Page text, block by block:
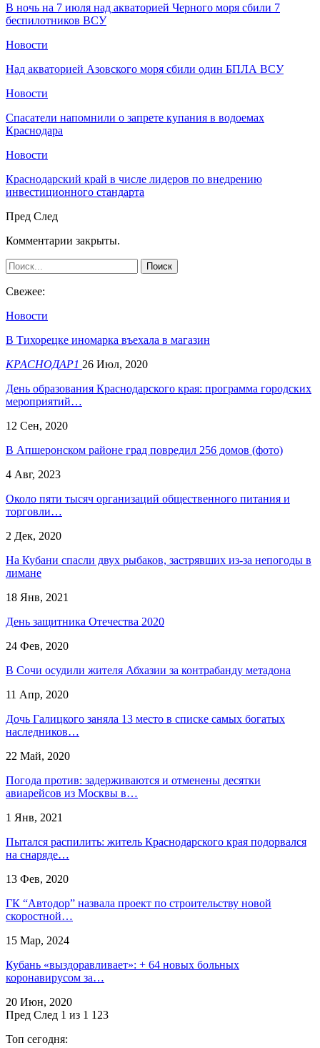
В ночь на 7 июля над акваторией Черного моря сбили 7
беспилотников ВСУ
Новости
Над акваторией Азовского моря сбили один БПЛА ВСУ
Новости
Спасатели напомнили о запрете купания в водоемах
Краснодара
Новости
Краснодарский край в числе лидеров по внедрению
инвестиционного стандарта
Пред След
Комментарии закрыты.
Свежее:
Новости
В Тихорецке иномарка въехала в магазин
КРАСНОДАР1 26 Июл, 2020
День образования Краснодарского края: программа городских
мероприятий…
12 Сен, 2020
В Апшеронском районе град повредил 256 домов (фото)
4 Авг, 2023
Около пяти тысяч организаций общественного питания и
торговли…
2 Дек, 2020
На Кубани спасли двух рыбаков, застрявших из-за непогоды в
лимане
18 Янв, 2021
День защитника Отечества 2020
24 Фев, 2020
В Сочи осудили жителя Абхазии за контрабанду метадона
11 Апр, 2020
Дочь Галицкого заняла 13 место в списке самых богатых
наследников…
22 Май, 2020
Погода против: задерживаются и отменены десятки
авиарейсов из Москвы в…
1 Янв, 2021
Пытался распилить: житель Краснодарского края подорвался
на снаряде…
13 Фев, 2020
​ГК “Автодор” назвала проект по строительству новой
скоростной…
15 Мар, 2024
Кубань «выздоравливает»: + 64 новых больных
коронавирусом за…
20 Июн, 2020
Пред След 1 из 1 123
Топ сегодня: